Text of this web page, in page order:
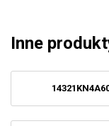
Inne